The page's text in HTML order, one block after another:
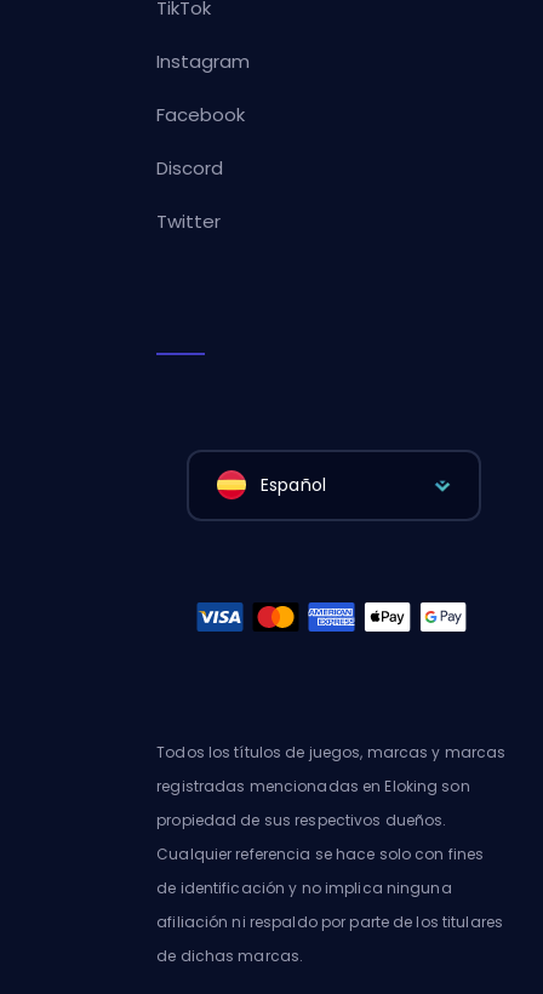
TikTok
Instagram
Facebook
Discord
Twitter
Español
Todos los títulos de juegos, marcas y marcas
registradas mencionadas en Eloking son
propiedad de sus respectivos dueños.
Cualquier referencia se hace solo con fines
de identificación y no implica ninguna
afiliación ni respaldo por parte de los titulares
de dichas marcas.